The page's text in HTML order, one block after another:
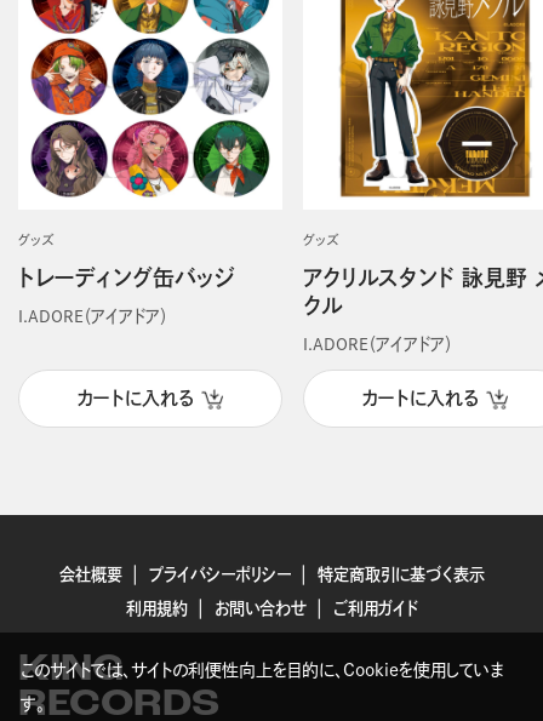
グッズ
トレーディング缶バッジ
I.ADORE（アイアドア）
カートに入れる
グッズ
アクリルスタンド 詠見野
クル
I.ADORE（アイアドア）
カートに入れる
会社概要 プライバシーポリシー
特定商取引に基づく表示
利用規約
お問い合わせ ご利用ガイド
KING
RECORDS
このサイトでは、サイトの利便性向上を目的に、Cookieを使用していま
す。